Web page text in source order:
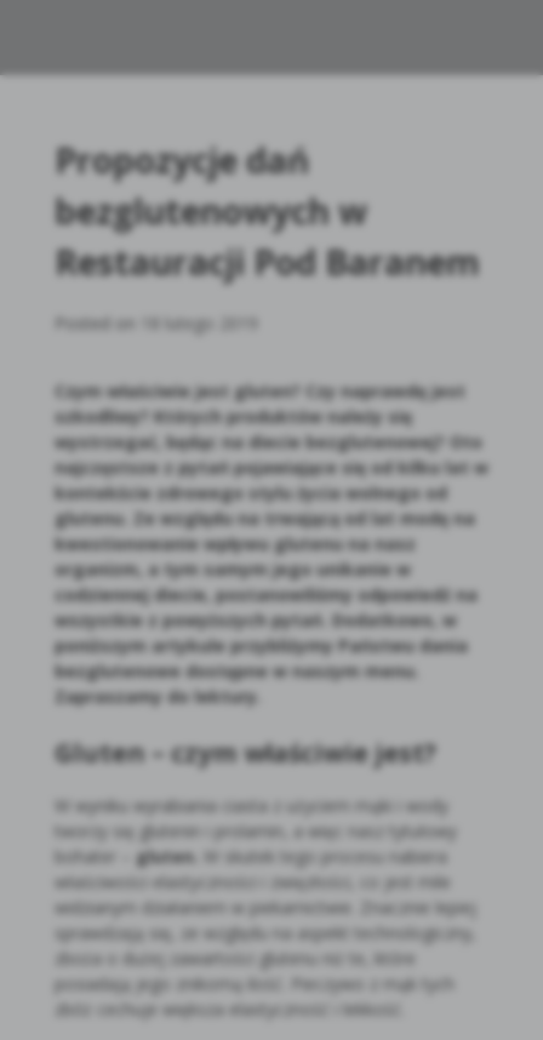
Propozycje dań
bezglutenowych w
Restauracji Pod Baranem
Posted on 18 lutego 2019
Czym właściwie jest gluten? Czy naprawdę jest
szkodliwy? Których produktów należy się
wystrzegać, będąc na diecie bezglutenowej? Oto
najczęstsze z pytań pojawiające się od kilku lat w
kontekście zdrowego stylu życia wolnego od
glutenu. Ze względu na trwającą od lat modę na
kwestionowanie wpływu glutenu na nasz
organizm, a tym samym jego unikanie w
codziennej diecie, postanowiliśmy odpowiedź na
wszystkie z powyższych pytań. Dodatkowo, w
poniższym artykule przybliżymy Państwu dania
bezglutenowe dostępne w naszym menu.
Zapraszamy do lektury.
Gluten – czym właściwie jest?
W wyniku wyrabiania ciasta z użyciem mąki i wody
tworzy się glutenin i prolamin, a więc nasz tytułowy
bohater – gluten.
W skutek tego procesu nabiera
właściwości elastyczności i zwięzłości, co jest mile
widzianym działaniem w piekarnictwie. Znacznie lepiej
sprawdzają się, ze względu na aspekt technologiczny,
zboża o dużej zawartości glutenu niż te, które
posiadają jego znikomą ilość. Pieczywo z mąk tych
zbóż cechuje większa elastyczność i lekkość.